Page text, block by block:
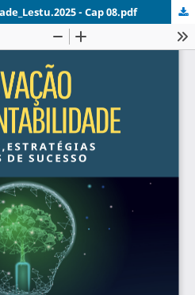
- Cap 08.pdf